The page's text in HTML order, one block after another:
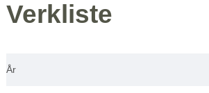
Verkliste
År